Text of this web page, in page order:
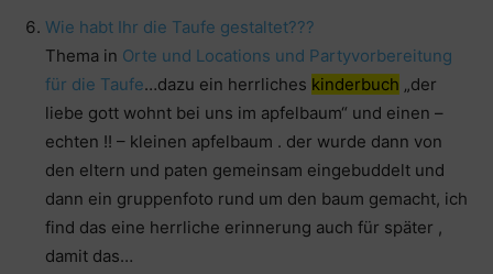
Wie habt Ihr die Taufe gestaltet???
Thema in Orte und Locations und Partyvorbereitung
für die Taufe…dazu ein herrliches kinderbuch „der
liebe gott wohnt bei uns im apfelbaum“ und einen –
echten !! – kleinen apfelbaum . der wurde dann von
den eltern und paten gemeinsam eingebuddelt und
dann ein gruppenfoto rund um den baum gemacht, ich
find das eine herrliche erinnerung auch für später ,
damit das…